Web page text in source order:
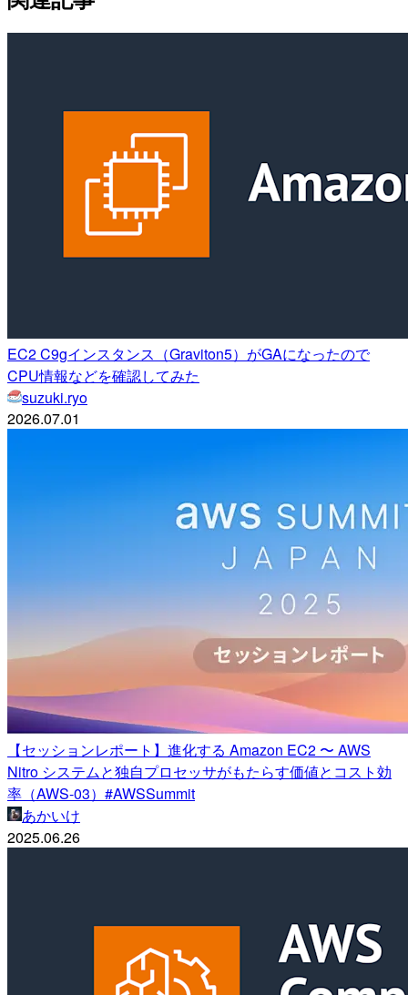
EC2 C9gインスタンス（Graviton5）がGAになったので
CPU情報などを確認してみた
suzuki.ryo
2026.07.01
【セッションレポート】進化する Amazon EC2 〜 AWS
Nitro システムと独自プロセッサがもたらす価値とコスト効
率（AWS-03）#AWSSummit
あかいけ
2025.06.26